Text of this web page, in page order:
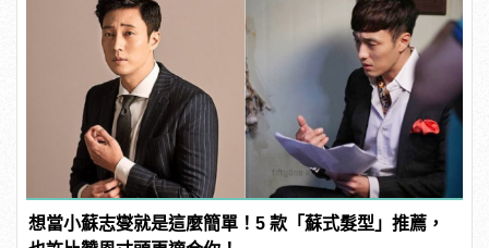
想當小蘇志燮就是這麼簡單！5 款「蘇式髮型」推薦，